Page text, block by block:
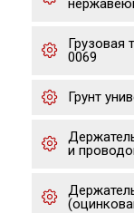
Грузовая
0069
Грунт
и